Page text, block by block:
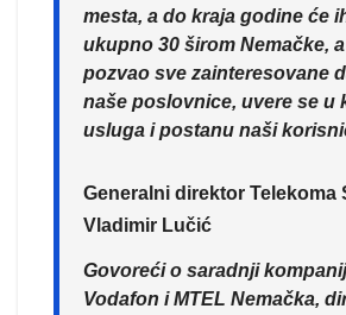
mesta, a do kraja godine će
ukupno 30 širom Nemačke,
pozvao sve zainteresovane
naše poslovnice, uvere se u
usluga i postanu naši
Generalni direktor Telekoma
Vladimir Lučić
Govoreći o saradnji
Vodafon i MTEL Nemačka,